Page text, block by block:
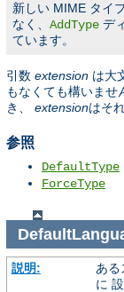
新しい MIME タイプ
なく、 AddType デ
ています。
引数 extension は大
もなくても構いませ
き、 extensionはそ
参照
DefaultType
ForceType
説明:
ある
に